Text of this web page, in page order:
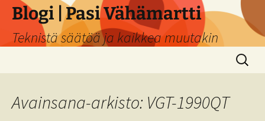
Siirry
sisältöön
Blogi | Pasi Vähämartti
Teknistä säätöä ja kaikkea muutakin
Haku:
Avainsana-arkisto: VGT-1990QT